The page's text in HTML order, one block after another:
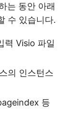
는 동안 아래
수 있습니다.
력 Visio 파일
의 인스턴스
등